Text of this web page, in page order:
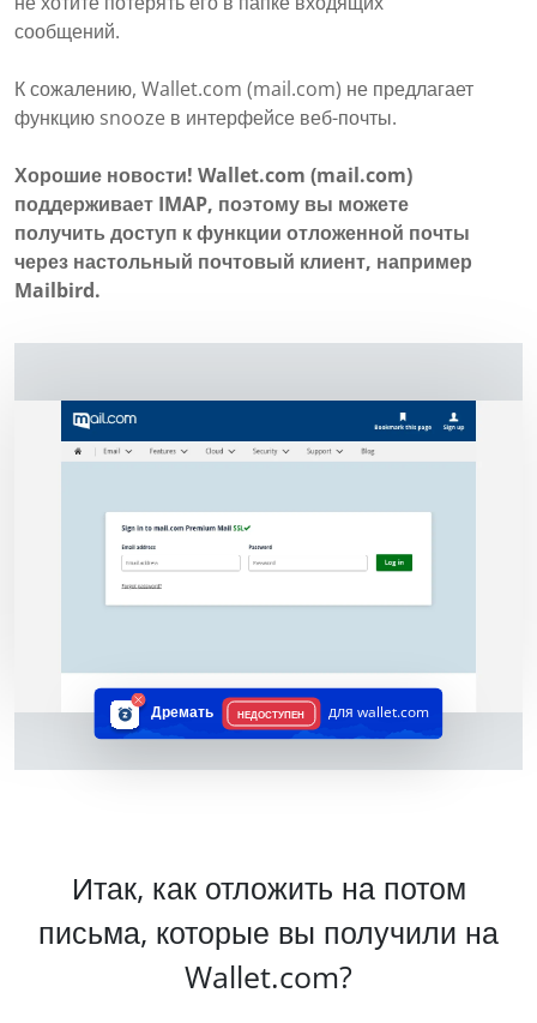
сообщений.
К сожалению, Wallet.com (mail.com) не предлагает
функцию snooze в интерфейсе веб-почты.
Хорошие новости! Wallet.com (mail.com)
поддерживает IMAP, поэтому вы можете
получить доступ к функции отложенной почты
через настольный почтовый клиент, например
Mailbird.
Дремать НЕДОСТУПЕН для wallet.com
Итак, как отложить на потом
письма, которые вы получили на
Wallet.com?